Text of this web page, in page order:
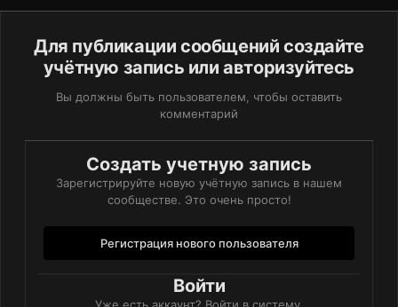
Для публикации сообщений создайте
учётную запись или авторизуйтесь
Вы должны быть пользователем, чтобы оставить
комментарий
Создать учетную запись
Зарегистрируйте новую учётную запись в нашем
сообществе. Это очень просто!
Регистрация нового пользователя
Войти